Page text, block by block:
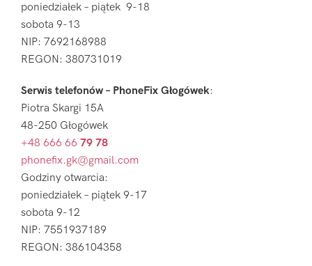
poniedziałek – piątek 9-18
sobota 9-13
NIP: 7692168988
REGON: 380731019
Serwis telefonów – PhoneFix Głogówek:
Piotra Skargi 15A
48-250 Głogówek
+48 666 66 79 78
phonefix.gk@gmail.com
Godziny otwarcia:
poniedziałek – piątek 9-17
sobota 9-12
NIP: 7551937189
REGON: 386104358